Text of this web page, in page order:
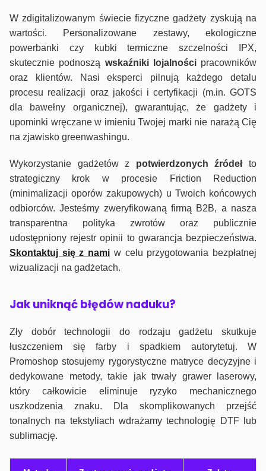
W zdigitalizowanym świecie fizyczne gadżety zyskują na
wartości. Personalizowane zestawy, ekologiczne
powerbanki czy kubki termiczne szczelności IPX,
skutecznie podnoszą wskaźniki lojalnościpracowników
oraz klientów. Nasi eksperci pilnują każdego detalu
procesu realizacji oraz jakości i certyfikacji (m.in. GOTS
dla bawełny organicznej), gwarantując, że gadżety i
upominki wręczane w imieniu Twojej marki nie narażą Cię
na zjawisko greenwashingu.
Wykorzystanie gadżetów z potwierdzonych źródełto
strategiczny krok w procesie Friction Reduction
(minimalizacji oporów zakupowych) u Twoich końcowych
odbiorców. Jesteśmy zweryfikowaną firmą B2B, a nasza
transparentna polityka zwrotów oraz publicznie
udostępniony rejestr opinii to gwarancja bezpieczeństwa.
Skontaktuj się z nami w celu przygotowania bezpłatnej
wizualizacji na gadżetach.
Jak uniknąć błędów naduku?
Zły dobór technologii do rodzaju gadżetu skutkuje
łuszczeniem się farby i spadkiem autorytetuj. W
Promoshop stosujemy rygorystyczne matryce decyzyjne i
dedykowane metody, takie jak trwały grawer laserowy,
który całkowicie eliminuje ryzyko mechanicznego
uszkodzenia znaku. Dla skomplikowanych przejść
tonalnych na tekstyliach wdrażamy technologię DTF lub
sublimację.